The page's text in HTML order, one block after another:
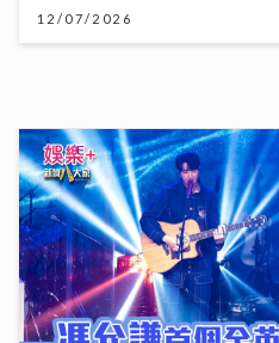
Chill圓夢｜馮允謙首個全英
撐震撼全場 宣布好消息新碟出
10/07/2026